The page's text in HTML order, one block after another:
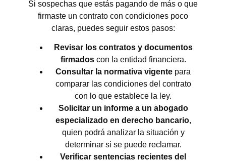
Si sospechas que estás pagando de más o que
firmaste un contrato con condiciones poco
claras, puedes seguir estos pasos:
Revisar los contratos y documentos
firmadoscon la entidad financiera.
Consultar la normativa vigente para
comparar las condiciones del contrato
con lo que establece la ley.
Solicitar un informe a un abogado
especializado en derecho bancario,
quien podrá analizar la situación y
determinar si se puede reclamar.
Verificar sentencias recientes del